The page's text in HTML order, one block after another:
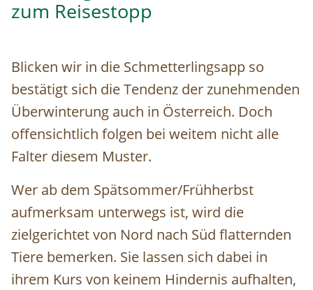
zum Reisestopp
Blicken wir in die Schmetterlingsapp so
bestätigt sich die Tendenz der zunehmenden
Überwinterung auch in Österreich. Doch
offensichtlich folgen bei weitem nicht alle
Falter diesem Muster.
Wer ab dem Spätsommer/Frühherbst
aufmerksam unterwegs ist, wird die
zielgerichtet von Nord nach Süd flatternden
Tiere bemerken. Sie lassen sich dabei in
ihrem Kurs von keinem Hindernis aufhalten,